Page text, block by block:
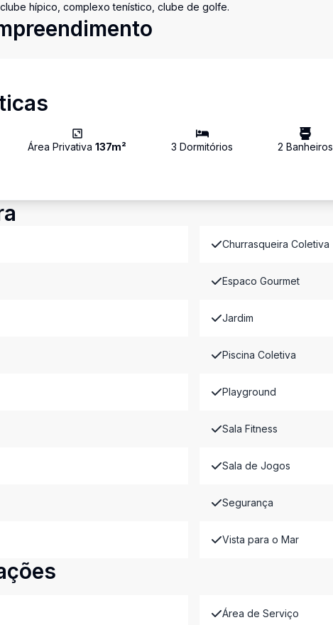
hípico, complexo tenístico, clube de golfe.
Área Privativa137m² 3 Dormitórios 2 Banheiros
Churrasqueira Coletiva
Espaco Gourmet
Jardim
Piscina Coletiva
Playground
Sala Fitness
Sala de Jogos
Segurança
Vista para o Mar
Área de Serviço